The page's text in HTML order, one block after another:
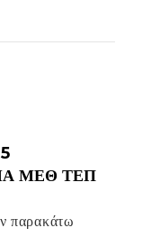
ΜΕΘ ΤΕΠ
παρακάτω